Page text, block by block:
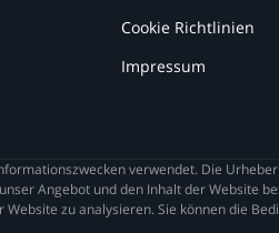
Cookie Richtlinien
Impressum
verwendet. Die
Angebot und den Inhalt der Website
zu analysieren. Sie können die